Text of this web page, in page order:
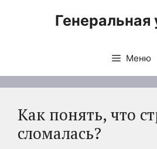
Генеральная
Меню
Как понять, что
сломалась?